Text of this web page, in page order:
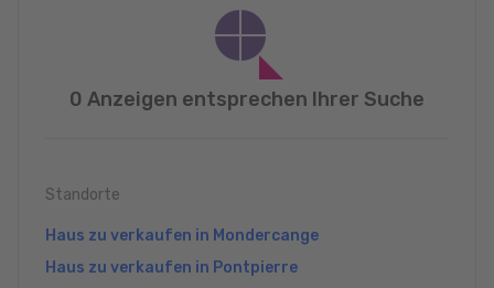
0 Anzeigen entsprechen Ihrer Suche
Standorte
Haus zu verkaufen in Mondercange
Haus zu verkaufen in Pontpierre